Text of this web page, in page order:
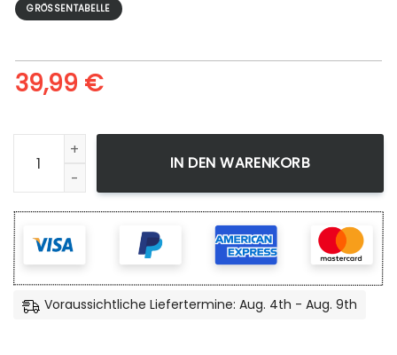
GRÖSSENTABELLE
39,99 €
Wunderschöne Bunte Bäume - Leinwandbild Menge
IN DEN WARENKORB
Voraussichtliche Liefertermine: Aug. 4th - Aug. 9th